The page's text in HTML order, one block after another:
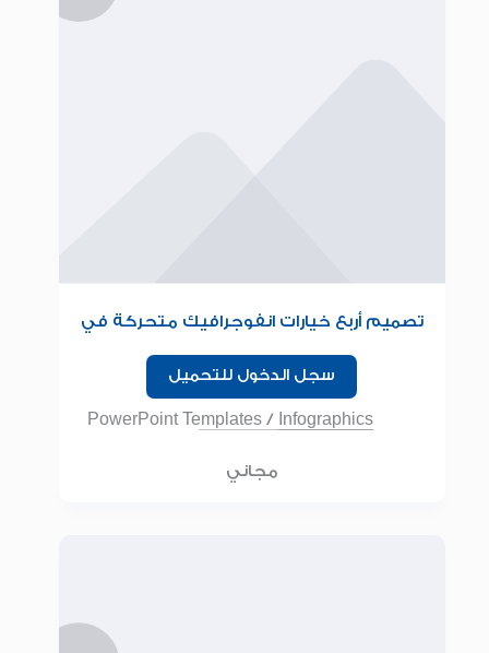
تصميم أربع خيارات انفوجرافيك متحركة في
سجل الدخول للتحميل
PowerPoint Templates/ Infographics
مجاني